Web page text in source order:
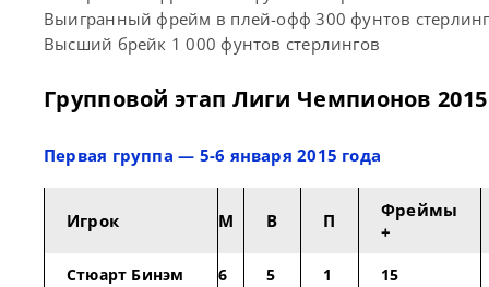
Выигранный фрейм в плей-офф 300 фунтов
Высший брейк 1 000 фунтов стерлингов
Групповой этап Лиги Чемпионов 2015
Первая группа — 5-6 января 2015 года
Игрок М В П
Фреймы
+
Стюарт Бинэм 6 5 1 15